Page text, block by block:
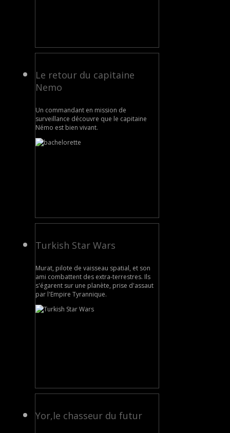
Le retour du capitaine
Nemo
Un commandant en mission de
surveillance découvre que le capitaine
Némo est bien vivant.
Turkish Star Wars
Murat, pilote de vaisseau spatial, et son
ami combattent des extra-terrestres. Ils
s'égarent sur une planète, prise d'assaut
par l'Empire Tyrannique.
Yor,le chasseur du futur